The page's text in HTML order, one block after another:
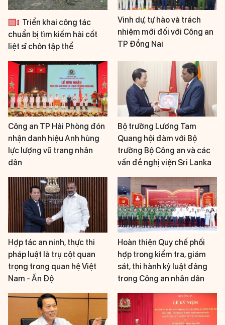
Triển khai công tác
chuẩn bị tìm kiếm hài cốt
liệt sĩ chôn tập thể
Vinh dự, tự hào và trách
nhiệm mới đối với Công an
TP Đồng Nai
Công an TP Hải Phòng đón
nhận danh hiệu Anh hùng
lực lượng vũ trang nhân
dân
Bộ trưởng Lương Tam
Quang hội đàm với Bộ
trưởng Bộ Công an và các
vấn đề nghị viện Sri Lanka
Hợp tác an ninh, thực thi
pháp luật là trụ cột quan
trọng trong quan hệ Việt
Nam - Ấn Độ
Hoàn thiện Quy chế phối
hợp trong kiểm tra, giám
sát, thi hành kỷ luật đảng
trong Công an nhân dân